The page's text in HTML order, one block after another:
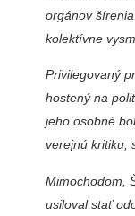
orgánov
kolektívne
Privilegovaný
hostený na
jeho osobné
verejnú kritiku,
Mimochodom,
usiloval stať